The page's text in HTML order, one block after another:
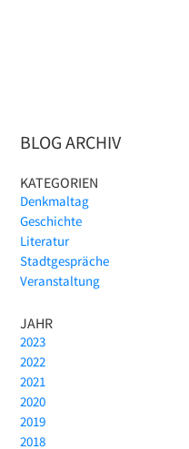
BLOG ARCHIV
KATEGORIEN
Denkmaltag
Geschichte
Literatur
Stadtgespräche
Veranstaltung
JAHR
2023
2022
2021
2020
2019
2018